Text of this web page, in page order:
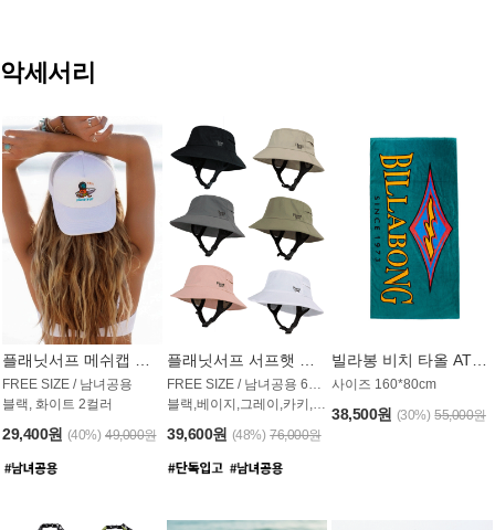
악세서리
FREE SIZE / 남녀공용
블랙, 화이트 2컬러
29,400원 (40%) 49,000원
블랙,베이지,그레이,카키,핑크,화이트
39,600원 (48%) 76,000원
사이즈 160*80cm
38,500원 (30%) 55,000원